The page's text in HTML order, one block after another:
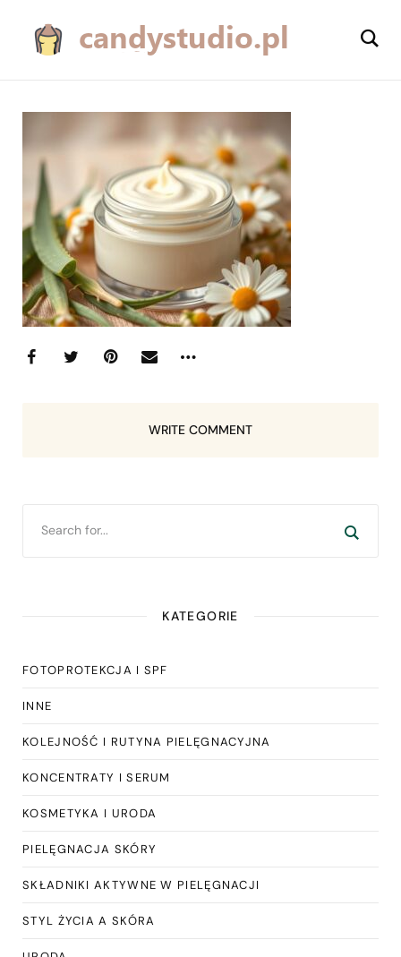
WRITE COMMENT
KATEGORIE
FOTOPROTEKCJA I SPF
INNE
KOLEJNOŚĆ I RUTYNA PIELĘGNACYJNA
KONCENTRATY I SERUM
KOSMETYKA I URODA
PIELĘGNACJA SKÓRY
SKŁADNIKI AKTYWNE W PIELĘGNACJI
STYL ŻYCIA A SKÓRA